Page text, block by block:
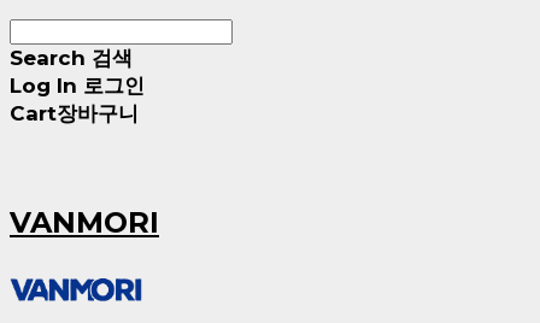
Search 검색
Log In 로그인
Cart장바구니
VANMORI